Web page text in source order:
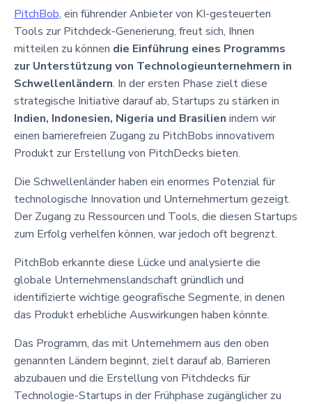
PitchBob, ein führender Anbieter von KI-gesteuerten
Tools zur Pitchdeck-Generierung, freut sich, Ihnen
mitteilen zu können die Einführung eines Programms
zur Unterstützung von Technologieunternehmern in
Schwellenländern. In der ersten Phase zielt diese
strategische Initiative darauf ab, Startups zu stärken in
Indien, Indonesien, Nigeria und Brasilien indem wir
einen barrierefreien Zugang zu PitchBobs innovativem
Produkt zur Erstellung von PitchDecks bieten.
Die Schwellenländer haben ein enormes Potenzial für
technologische Innovation und Unternehmertum gezeigt.
Der Zugang zu Ressourcen und Tools, die diesen Startups
zum Erfolg verhelfen können, war jedoch oft begrenzt.
PitchBob erkannte diese Lücke und analysierte die
globale Unternehmenslandschaft gründlich und
identifizierte wichtige geografische Segmente, in denen
das Produkt erhebliche Auswirkungen haben könnte.
Das Programm, das mit Unternehmern aus den oben
genannten Ländern beginnt, zielt darauf ab, Barrieren
abzubauen und die Erstellung von Pitchdecks für
Technologie-Startups in der Frühphase zugänglicher zu